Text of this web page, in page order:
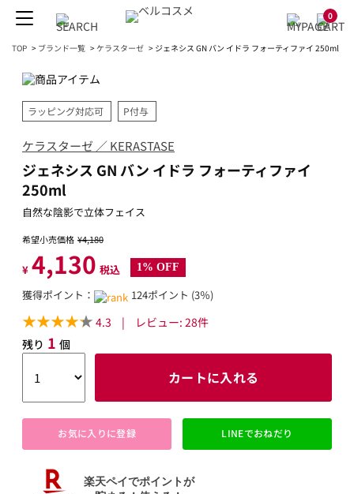
0
TOP > ブランド一覧 > ケラスターゼ > ジェネシス GN バン イドラ フォーティファイ 250ml
ラッピング対応可 P付与
ケラスターゼ ／ KERASTASE
ジェネシス GN バン イドラ フォーティファイ
250ml
自然な陰影で立体フェイス
希望小売価格 ¥4,180
¥ 4,130 税込 1% OFF
獲得ポイント： 124ポイント (3％)
4.3 | レビュー: 28件
残り 1 個
カートに入れる
お気に入りに登録 LINEでおねだり